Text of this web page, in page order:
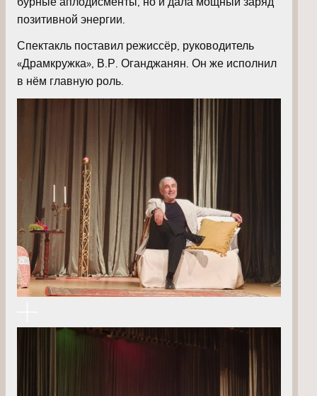
позитивной энергии.
Спектакль поставил режиссёр, руководитель
«Драмкружка», В.Р. Оганджанян. Он же исполнил
в нём главную роль.